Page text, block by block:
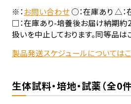
※：お問い合わせ○：在庫あり △：
□：在庫あり-培養後お届け納期約
扱いを中止しております。同等品は
製品発送スケジュールについては
生体試料・培地・試薬（全0件